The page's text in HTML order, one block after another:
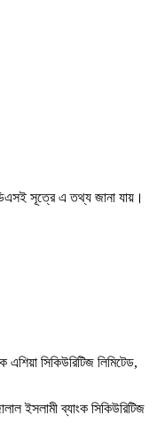
সূত্রে এ তথ্য জানা যায়।
এশিয়া সিকিউরিটিজ লিমিটেড,
ইসলামী ব্যাংক সিকিউরিটিজ